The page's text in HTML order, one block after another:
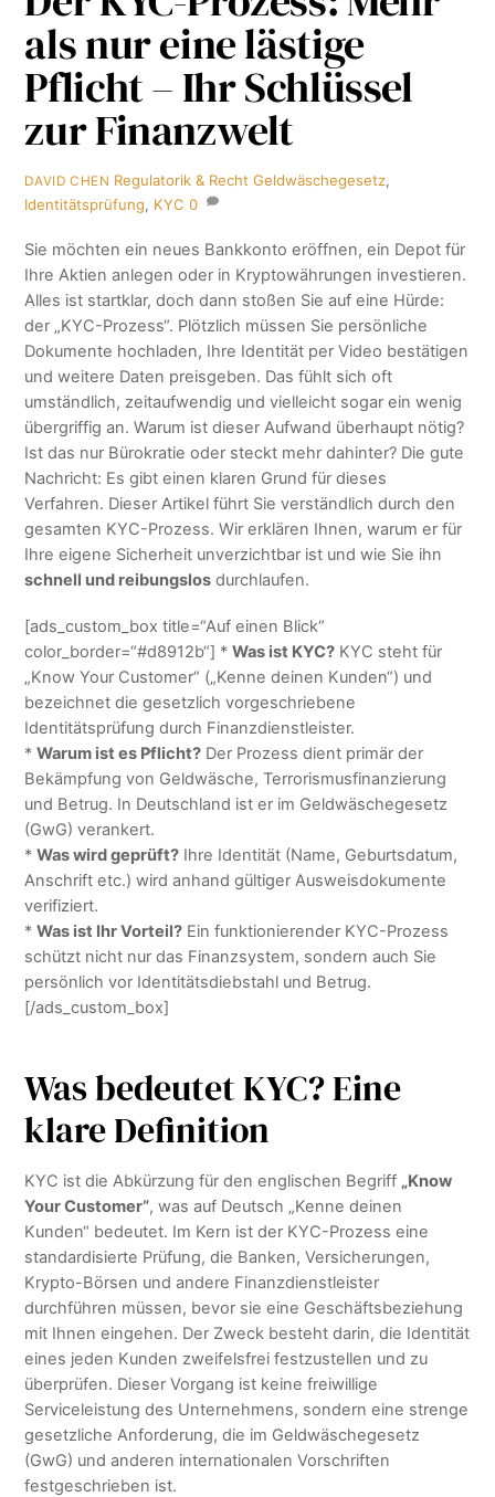
als nur eine lästige
Pflicht – Ihr Schlüssel
zur Finanzwelt
DAVID CHEN Regulatorik & Recht Geldwäschegesetz,
Identitätsprüfung, KYC 0
Sie möchten ein neues Bankkonto eröffnen, ein Depot für
Ihre Aktien anlegen oder in Kryptowährungen investieren.
Alles ist startklar, doch dann stoßen Sie auf eine Hürde:
der „KYC-Prozess“. Plötzlich müssen Sie persönliche
Dokumente hochladen, Ihre Identität per Video bestätigen
und weitere Daten preisgeben. Das fühlt sich oft
umständlich, zeitaufwendig und vielleicht sogar ein wenig
übergriffig an. Warum ist dieser Aufwand überhaupt nötig?
Ist das nur Bürokratie oder steckt mehr dahinter? Die gute
Nachricht: Es gibt einen klaren Grund für dieses
Verfahren. Dieser Artikel führt Sie verständlich durch den
gesamten KYC-Prozess. Wir erklären Ihnen, warum er für
Ihre eigene Sicherheit unverzichtbar ist und wie Sie ihn
schnell und reibungslos durchlaufen.
[ads_custom_box title=“Auf einen Blick“
color_border=“#d8912b“] *Was ist KYC? KYC steht für
„Know Your Customer“ („Kenne deinen Kunden“) und
bezeichnet die gesetzlich vorgeschriebene
Identitätsprüfung durch Finanzdienstleister.
*Warum ist es Pflicht? Der Prozess dient primär der
Bekämpfung von Geldwäsche, Terrorismusfinanzierung
und Betrug. In Deutschland ist er im Geldwäschegesetz
(GwG) verankert.
*Was wird geprüft? Ihre Identität (Name, Geburtsdatum,
Anschrift etc.) wird anhand gültiger Ausweisdokumente
verifiziert.
*Was ist Ihr Vorteil? Ein funktionierender KYC-Prozess
schützt nicht nur das Finanzsystem, sondern auch Sie
persönlich vor Identitätsdiebstahl und Betrug.
[/ads_custom_box]
Was bedeutet KYC? Eine
klare Definition
KYC ist die Abkürzung für den englischen Begriff „Know
Your Customer“, was auf Deutsch „Kenne deinen
Kunden“ bedeutet. Im Kern ist der KYC-Prozess eine
standardisierte Prüfung, die Banken, Versicherungen,
Krypto-Börsen und andere Finanzdienstleister
durchführen müssen, bevor sie eine Geschäftsbeziehung
mit Ihnen eingehen. Der Zweck besteht darin, die Identität
eines jeden Kunden zweifelsfrei festzustellen und zu
überprüfen. Dieser Vorgang ist keine freiwillige
Serviceleistung des Unternehmens, sondern eine strenge
gesetzliche Anforderung, die im Geldwäschegesetz
(GwG) und anderen internationalen Vorschriften
festgeschrieben ist.